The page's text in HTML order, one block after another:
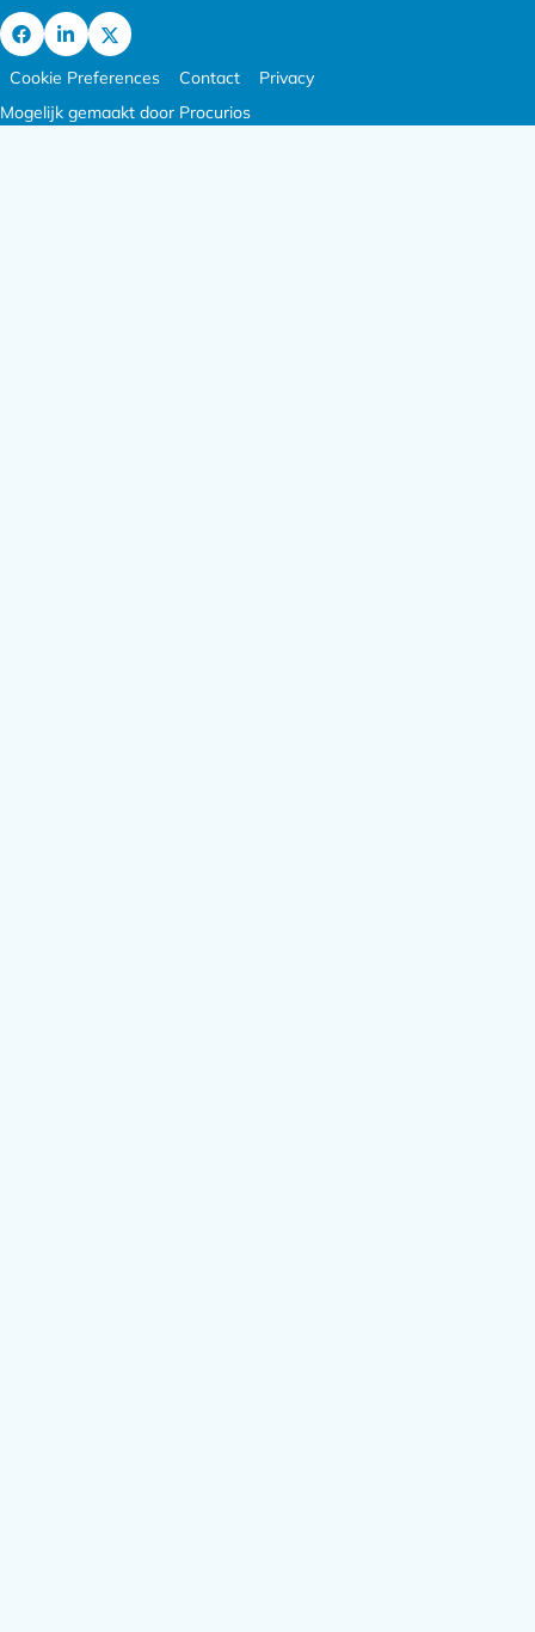
Ga
Facebook
Ga
LinkedIn
Ga
X
Footer
navigatie
Cookie Preferences Contact
Privacy
Mogelijk gemaakt door Procurios